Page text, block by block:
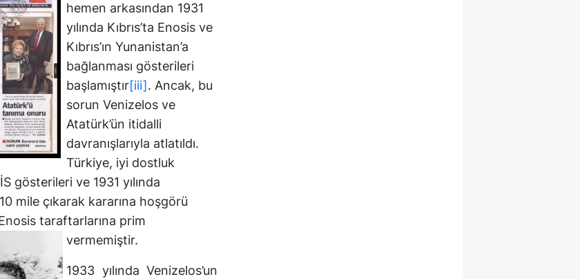
hemen arkasından 1931
yılında Kıbrıs’ta Enosis ve
Kıbrıs’ın Yunanistan’a
bağlanması gösterileri
başlamıştır[iii]. Ancak, bu
sorun Venizelos ve
Atatürk’ün itidalli
davranışlarıyla atlatıldı.
Türkiye, iyi dostluk
gösterileri ve 1931 yılında
mile çıkarak kararına hoşgörü
taraftarlarına prim
vermemiştir.
1933 yılında Venizelos’un